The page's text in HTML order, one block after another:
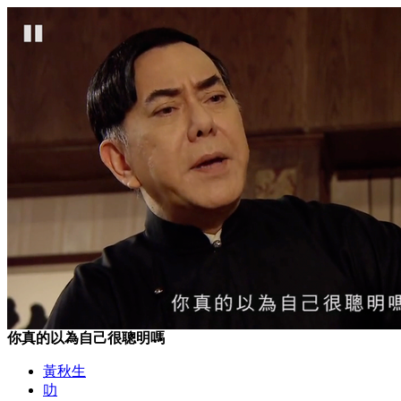
你真的以為自己很聰明嗎
黃秋生
叻